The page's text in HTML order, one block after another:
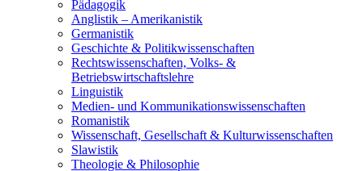
Pädagogik
Anglistik – Amerikanistik
Germanistik
Geschichte & Politikwissenschaften
Rechtswissenschaften, Volks- &
Betriebswirtschaftslehre
Linguistik
Medien- und Kommunikationswissenschaften
Romanistik
Wissenschaft, Gesellschaft & Kulturwissenschaften
Slawistik
Theologie & Philosophie